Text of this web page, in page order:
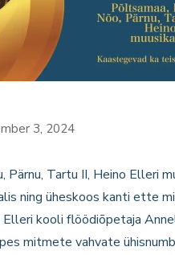
3, 2024
Pärnu, Tartu II, Heino Elleri
ning üheskoos kanti ette
Elleri kooli flöödiõpetaja
mitmete vahvate